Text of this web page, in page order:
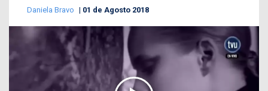
Daniela Bravo 01 de Agosto 2018